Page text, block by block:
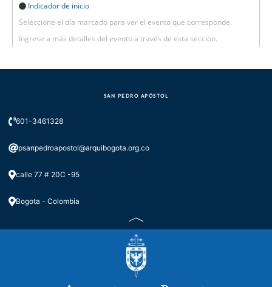
Indicador de inicio
Seleccione el día marcado para ver el evento que corresponde.
Ingrese a más detalles del evento a través de esta sección.
SAN PEDRO APÓSTOL
601-3461328
psanpedroapostol@arquibogota.org.co
calle 77 # 20C -95
Bogota - Colombia